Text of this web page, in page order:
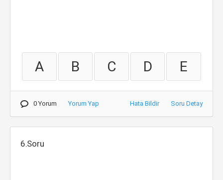
A B C D E
0 Yorum Yorum Yap Hata Bildir Soru Detay
6.Soru